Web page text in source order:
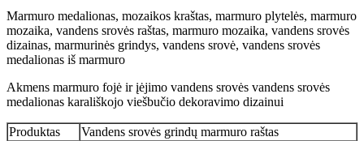
Marmuro medalionas, mozaikos kraštas, marmuro plytelės, marmuro
mozaika, vandens srovės raštas, marmuro mozaika, vandens srovės
dizainas, marmurinės grindys, vandens srovė, vandens srovės
medalionas iš marmuro
Akmens marmuro fojė ir įėjimo vandens srovės vandens srovės
medalionas karališkojo viešbučio dekoravimo dizainui
Produktas Vandens srovės grindų marmuro raštas